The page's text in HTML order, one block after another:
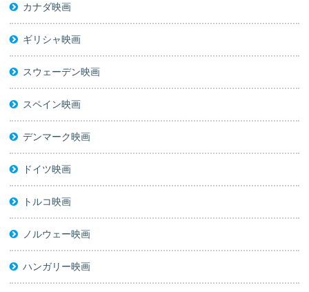
カナダ映画
ギリシャ映画
スウェーデン映画
スペイン映画
デンマーク映画
ドイツ映画
トルコ映画
ノルウェー映画
ハンガリー映画